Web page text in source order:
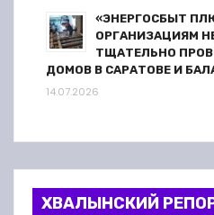
«ЭНЕРГОСБЫТ
ОРГАНИЗАЦИЯМ
ТЩАТЕЛЬНО
ДОМОВ В САРАТОВЕ И
14.07.2026
ХВАЛЫНСКИЙ